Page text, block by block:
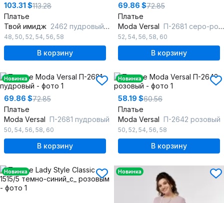
103.31 $113.28
Платье
Твой имидж 2462 пудровый_с_принтом
48, 50, 52, 54, 56, 58
В корзину
69.86 $72.85
Платье
Moda Versal П-2681 серо-розовый
52, 54, 56, 58, 60
В корзину
Новинка
69.86 $72.85
Платье
Moda Versal П-2681 пудровый
50, 54, 56, 58, 60
В корзину
Новинка
58.19 $60.56
Платье
Moda Versal П-2642 розовый
50, 52, 54, 56, 58
В корзину
Новинка Новинка